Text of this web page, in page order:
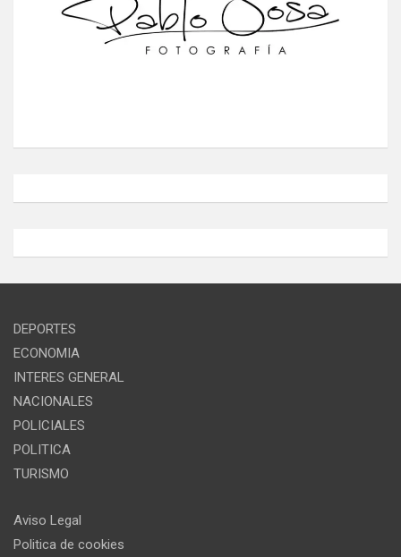
DEPORTES
ECONOMIA
INTERES GENERAL
NACIONALES
POLICIALES
POLITICA
TURISMO
Aviso Legal
Politica de cookies